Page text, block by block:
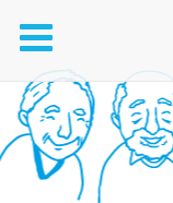
Toggle
navigation